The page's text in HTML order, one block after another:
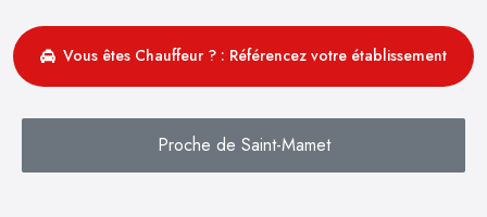
Vous êtes Chauffeur ? : Référencez votre établissement
Proche de Saint-Mamet